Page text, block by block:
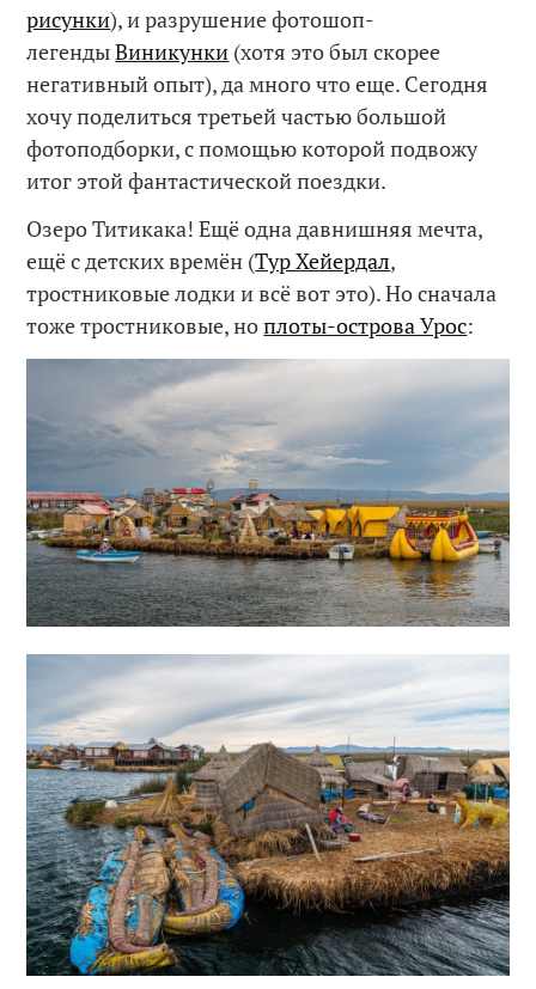
рисунки), и разрушение фотошоп-
легендыВиникунки (хотя это был скорее
негативный опыт), да много что еще. Сегодня
хочу поделиться третьей частью большой
фотоподборки, с помощью которой подвожу
итог этой фантастической поездки.
Озеро Титикака! Ещё одна давнишняя мечта,
ещё с детских времён (Тур Хейердал,
тростниковые лодки и всё вот это). Но сначала
тоже тростниковые, ноплоты-острова Урос: